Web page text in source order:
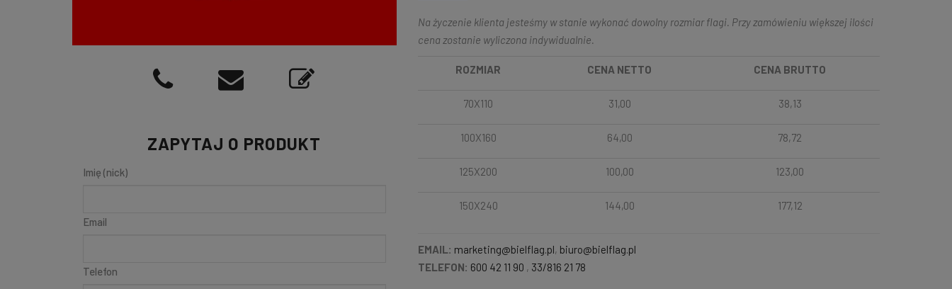
ZAPYTAJ O PRODUKT
Imię (nick)
Email
Telefon
Na życzenie klienta jesteśmy w stanie wykonać dowolny rozmiar flagi. Przy zamówieniu większej ilości
cena zostanie wyliczona indywidualnie.
ROZMIAR CENA NETTO CENA BRUTTO
70X110 31,00 38,13
100X160 64,00 78,72
125X200 100,00 123,00
150X240 144,00 177,12
EMAIL: marketing@bielflag.pl, biuro@bielflag.pl
TELEFON: 600 42 11 90 , 33/816 21 78